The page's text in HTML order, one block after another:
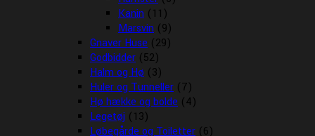
Kanin (11)
Marsvin (9)
Gnaver Huse (29)
Godbidder (52)
Halm og Hø (3)
Huler og Tunneller (7)
Hø hække og bolde (4)
Legetøj (13)
Løbegårde og Toiletter (6)